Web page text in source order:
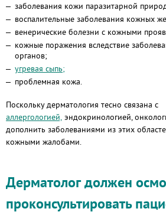
заболевания кожи паразитарной
воспалительные заболевания кожных
венерические болезни с кожными
кожные поражения вследствие
органов;
угревая сыпь;
проблемная кожа.
Поскольку дерматология тесно связана с
аллергологией, эндокринологией,
дополнить заболеваниями из этих
кожными жалобами.
Дерматолог должен
проконсультировать